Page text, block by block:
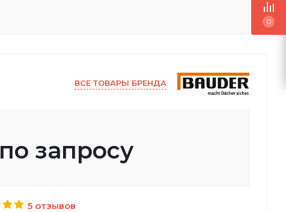
ВСЕ ТОВАРЫ БРЕНДА
по запросу
5 отзывов
0